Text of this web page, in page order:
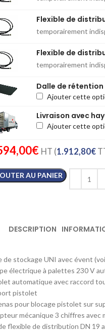
Flexible de
temporairement
Flexible de
temporairement
Dalle de rétention
Ajouter cette
Livraison avec
Ajouter cette
€ HT (1.912,80€
AU PANIER
DESCRIPTION
de stockage UNI avec évent
électrique à palettes 230 V
automatique avec raccord
pistolet
pour blocage pistolet sur
mécanique 3 chiffres avec
flexible de distribution DN 19